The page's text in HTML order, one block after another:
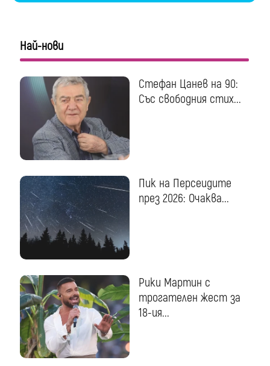
Най-нови
Стефан Цанев на 90:
Със свободния стих...
Пик на Персеидите
през 2026: Очаква...
Рики Мартин с
трогателен жест за
18-ия...